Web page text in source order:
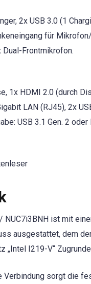
2x USB 3.0 (1
für
Dual-Frontmikrofon.
1x HDMI 2.0 (durch
LAN (RJ45), 2x
USB 3.1 Gen. 2
NUC7i3BNH ist mit
ausgestattet, dem
„Intel I219-V“
Verbindung sorgt die